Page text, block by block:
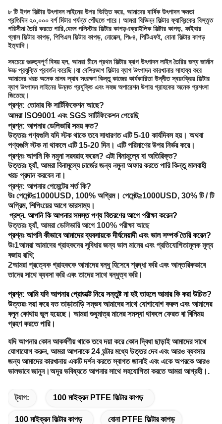
৮ টি ইগল ফিল্টার উৎপাদন লাইনের উপর ভিত্তি করে, আমাদের বার্ষিক উৎপাদন ক্ষমতা
প্রতিদিন ২০,০০০ বর্গ মিটার পর্যন্ত পৌঁছতে পারে। আমরা বিভিন্ন ফিল্টার ফ্যাব্রিকের বিস্তৃত
পরিসীমা তৈরি করতে পারি,যেমন পলিস্টার ফিল্টার কাপড়এক্রাইলিক ফিল্টার কাপড়, ফাইবার
গ্লাস ফিল্টার কাপড়, পিপিএস ফিল্টার কাপড়, নোমেক্স, পি৮৪, পিটিএফই, বোনা ফিল্টার কাপড়
ইত্যাদি।
সবচেয়ে গুরুত্বপূর্ণ বিষয় হল, আমরা চীনে প্রথম ফিল্টার ব্যাগ উৎপাদন লাইন তৈরির জন্য জার্মান
উচ্চ প্রযুক্তি প্রবর্তন করেছি।যা বেশিরভাগ ফিল্টার ব্যাগ উৎপাদন কারখানার সাহায্য করে
আমাদের খরচ অনেক মানব ল্যাব সংরক্ষণ কিন্তু কাজের কার্যকারিতা উন্নীত স্বয়ংক্রিয় ফিল্টার
ব্যাগ উৎপাদন লাইনের উন্নত প্রযুক্তি এবং সহজ অপারেশন উপায় গ্রাহকের অনেক প্রশংসা
জিতেছে।
প্রশ্ন: তোমার কি সার্টিফিকেশন আছে?
আমরা ISO9001 এবং SGS সার্টিফিকেশন পেয়েছি
প্রশ্ন: আপনার ডেলিভারি সময় কত?
উত্তরঃ পণ্যগুলি যদি স্টক থাকে তবে সাধারণত এটি 5-10 কার্যদিবস হয়। অথবা
পণ্যগুলি স্টক না থাকলে এটি 15-20 দিন। এটি পরিমাণের উপর নির্ভর করে।
প্রশ্নঃ আপনি কি নমুনা সরবরাহ করেন? এটা বিনামূল্যে বা অতিরিক্ত?
উত্তরঃ হ্যাঁ, আমরা বিনামূল্যে চার্জের জন্য নমুনা অফার করতে পারি কিন্তু মালবাহী
খরচ প্রদান করবেন না।
প্রশ্ন: আপনার পেমেন্টের শর্ত কি?
উঃ পেমেন্ট≤1000USD, 100% অগ্রিম। পেমেন্ট≥1000USD, 30% টি / টি
অগ্রিম, শিপিংয়ের আগে ভারসাম্য।
প্রশ্ন. আপনি কি আপনার সমস্ত পণ্য বিতরণের আগে পরীক্ষা করেন?
উত্তরঃ হ্যাঁ, আমরা ডেলিভারি আগে 100% পরীক্ষা আছে
প্রশ্নঃ আপনি কীভাবে আমাদের ব্যবসায়কে দীর্ঘমেয়াদী এবং ভাল সম্পর্ক তৈরি করেন?
উঃ1আমরা আমাদের গ্রাহকদের সুবিধার জন্য ভাল মানের এবং প্রতিযোগিতামূলক মূল্য
বজায় রাখি;
2আমরা প্রত্যেক গ্রাহককে আমাদের বন্ধু হিসেবে শ্রদ্ধা করি এবং আন্তরিকভাবে
তাদের সাথে ব্যবসা করি এবং তাদের সাথে বন্ধুত্ব করি।
প্রশ্ন: আমি যদি আপনার প্রোডাক্ট নিয়ে সন্তুষ্ট না হই তাহলে আমার কি করা উচিত?
উত্তরঃ দয়া করে যত তাড়াতাড়ি সম্ভব আমাদের সাথে যোগাযোগ করুন এবং আমাদের
বলুন কোথায় ভুল হয়েছে। আমরা শুধুমাত্র মানের সমস্যা থাকলে ফেরত বা বিনিময়
গ্রহণ করতে পারি।
যদি আপনার কোন আকর্ষণীয় থাকে তবে দয়া করে কোন দ্বিধা ছাড়াই আমাদের সাথে
যোগাযোগ করুন, আমরা আপনাকে 24 ঘন্টার মধ্যে উত্তর দেব এবং আরও ব্যবসার
জন্য আমাদের কারখানায় একটি দর্শন করতে স্বাগত জানাই এবং একে অপরকে আরও
ভালভাবে জানুন।অদূর ভবিষ্যতে আপনার সাথে সহযোগিতা করতে আমরা আগ্রহী।.
ট্যাগ: 100 মাইক্রন PTFE ফিল্টার কাপড়
100 মাইক্রন ফিল্টার কাপড় বোনা PTFE ফিল্টার কাপড়